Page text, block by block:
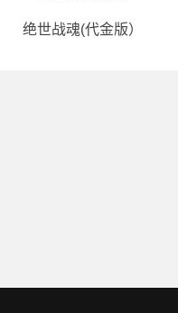
绝世战魂(代金版）